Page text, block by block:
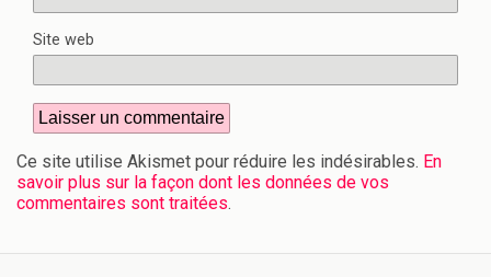
Site web
Ce site utilise Akismet pour réduire les indésirables. En
savoir plus sur la façon dont les données de vos
commentaires sont traitées.